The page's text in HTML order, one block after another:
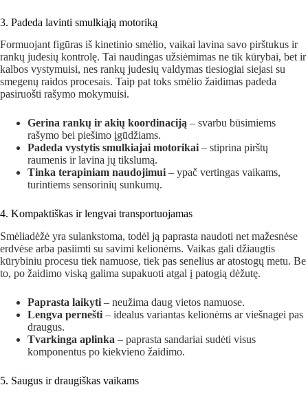
3. Padeda lavinti smulkiąją motoriką
Formuojant figūras iš kinetinio smėlio, vaikai lavina savo pirštukus ir
rankų judesių kontrolę. Tai naudingas užsiėmimas ne tik kūrybai, bet ir
kalbos vystymuisi, nes rankų judesių valdymas tiesiogiai siejasi su
smegenų raidos procesais. Taip pat toks smėlio žaidimas padeda
pasiruošti rašymo mokymuisi.
Gerina rankų ir akių koordinaciją – svarbu būsimiems
rašymo bei piešimo įgūdžiams.
Padeda vystytis smulkiajai motorikai – stiprina pirštų
raumenis ir lavina jų tikslumą.
Tinka terapiniam naudojimui – ypač vertingas vaikams,
turintiems sensorinių sunkumų.
4. Kompaktiškas ir lengvai transportuojamas
Smėliadėžė yra sulankstoma, todėl ją paprasta naudoti net mažesnėse
erdvėse arba pasiimti su savimi kelionėms. Vaikas gali džiaugtis
kūrybiniu procesu tiek namuose, tiek pas senelius ar atostogų metu. Be
to, po žaidimo viską galima supakuoti atgal į patogią dėžutę.
Paprasta laikyti – neužima daug vietos namuose.
Lengva pernešti – idealus variantas kelionėms ar viešnagei pas
draugus.
Tvarkinga aplinka – paprasta sandariai sudėti visus
komponentus po kiekvieno žaidimo.
5. Saugus ir draugiškas vaikams